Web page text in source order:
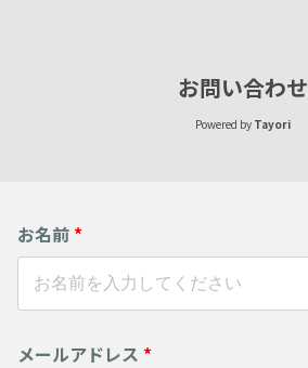
お問い合わせ
Powered by Tayori
お名前 *
メールアドレス *